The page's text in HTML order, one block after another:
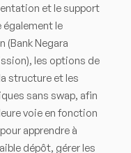
et le support
également le
(Bank Negara
les options de
structure et les
sans swap, afin
voie en fonction
apprendre à
dépôt, gérer les